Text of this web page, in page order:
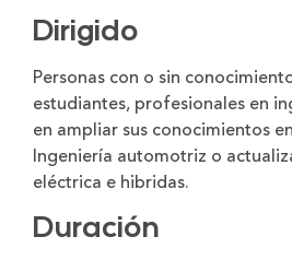
Dirigido
Personas con o sin
estudiantes, profesionales en
en ampliar sus conocimientos
Ingeniería automotriz o
eléctrica e hibridas.
Duración